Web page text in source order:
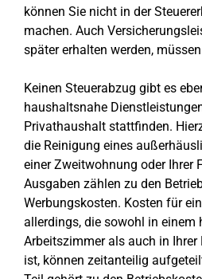
können Sie nicht in der
machen. Auch
später erhalten werden,
Keinen Steuerabzug gibt es
haushaltsnahe
Privathaushalt stattfinden.
die Reinigung eines
einer Zweitwohnung oder Ihrer
Ausgaben zählen zu den
Werbungskosten. Kosten für
allerdings, die sowohl in einem
Arbeitszimmer als auch in
ist, können zeitanteilig